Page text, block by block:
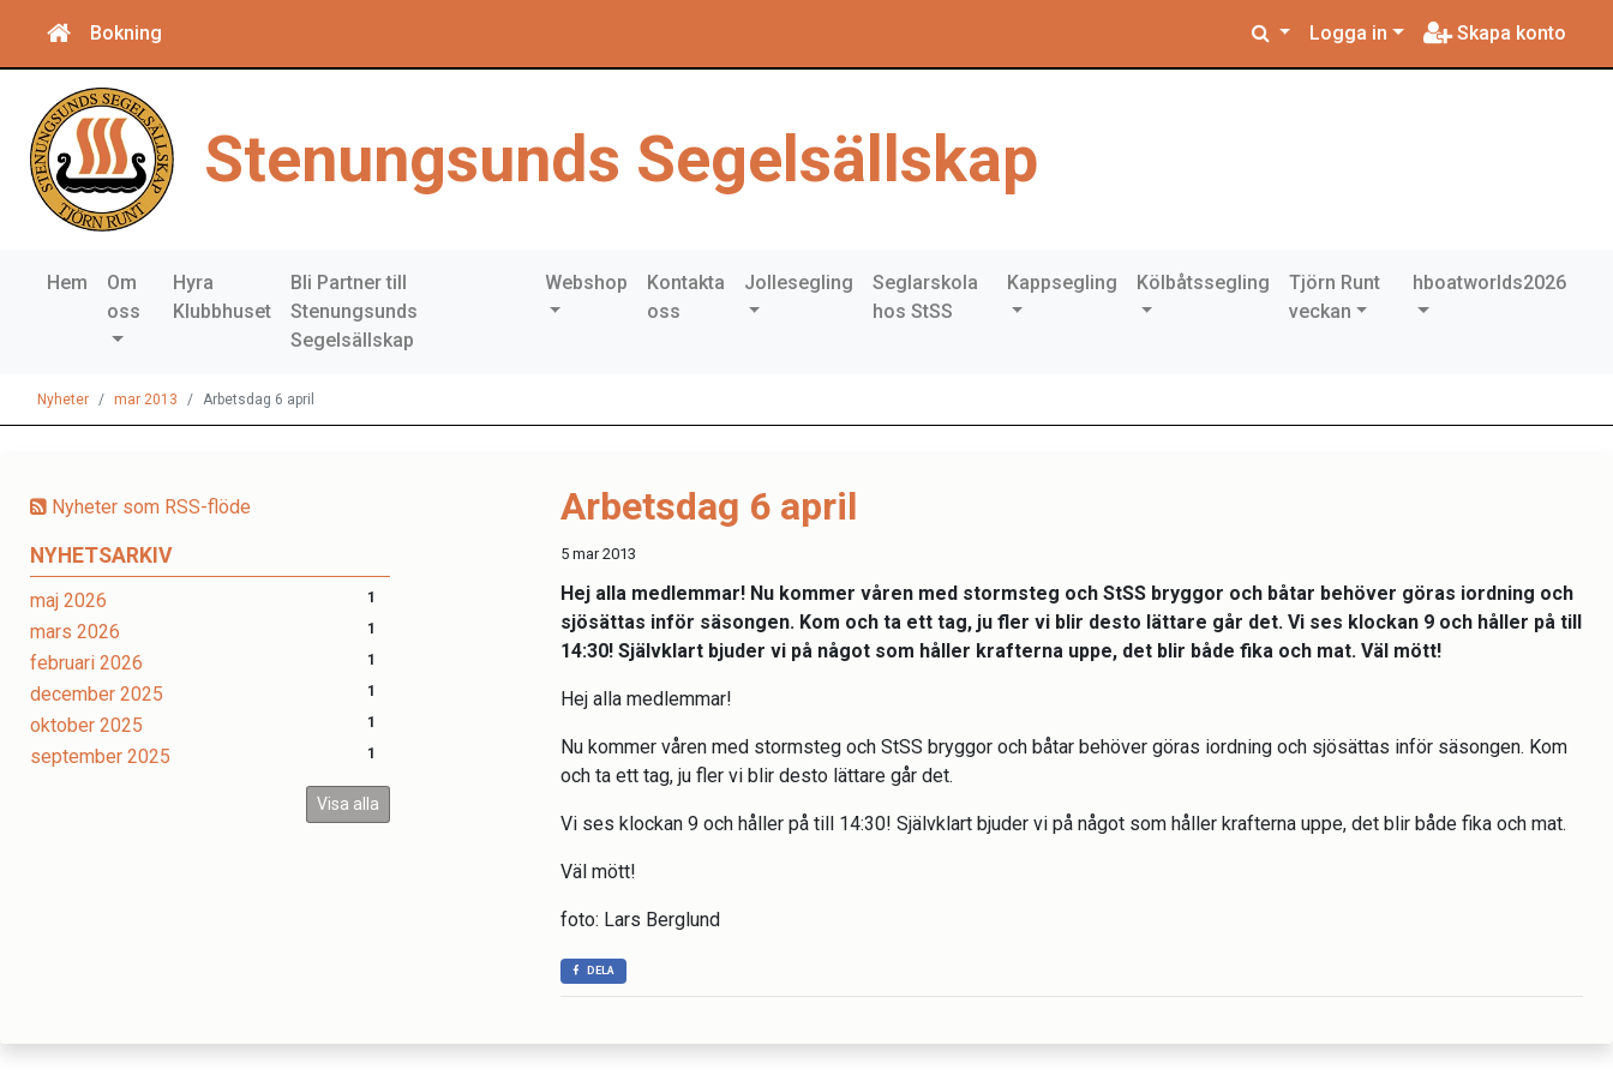
Bokning Logga in Skapa konto
Stenungsunds Segelsällskap
Hem
Om
oss
Hyra
Klubbhuset
Bli Partner till
Stenungsunds
Segelsällskap
Webshop
Kontakta
oss
Jollesegling
Seglarskola
hos StSS
Kappsegling Kölbåtssegling
Tjörn Runt
veckan
hboatworlds2026
Nyheter mar 2013 Arbetsdag 6 april
Nyheter som RSS-flöde
NYHETSARKIV
maj 2026 1
mars 2026 1
februari 2026 1
december 2025 1
oktober 2025 1
september 2025 1
Visa alla
Arbetsdag 6 april
5 mar 2013
Hej alla medlemmar! Nu kommer våren med stormsteg och StSS bryggor och båtar behöver göras iordning och
sjösättas inför säsongen. Kom och ta ett tag, ju fler vi blir desto lättare går det. Vi ses klockan 9 och håller på till
14:30! Självklart bjuder vi på något som håller krafterna uppe, det blir både fika och mat. Väl mött!
Hej alla medlemmar!
Nu kommer våren med stormsteg och StSS bryggor och båtar behöver göras iordning och sjösättas inför säsongen. Kom
och ta ett tag, ju fler vi blir desto lättare går det.
Vi ses klockan 9 och håller på till 14:30! Självklart bjuder vi på något som håller krafterna uppe, det blir både fika och mat.
Väl mött!
foto: Lars Berglund
DELA